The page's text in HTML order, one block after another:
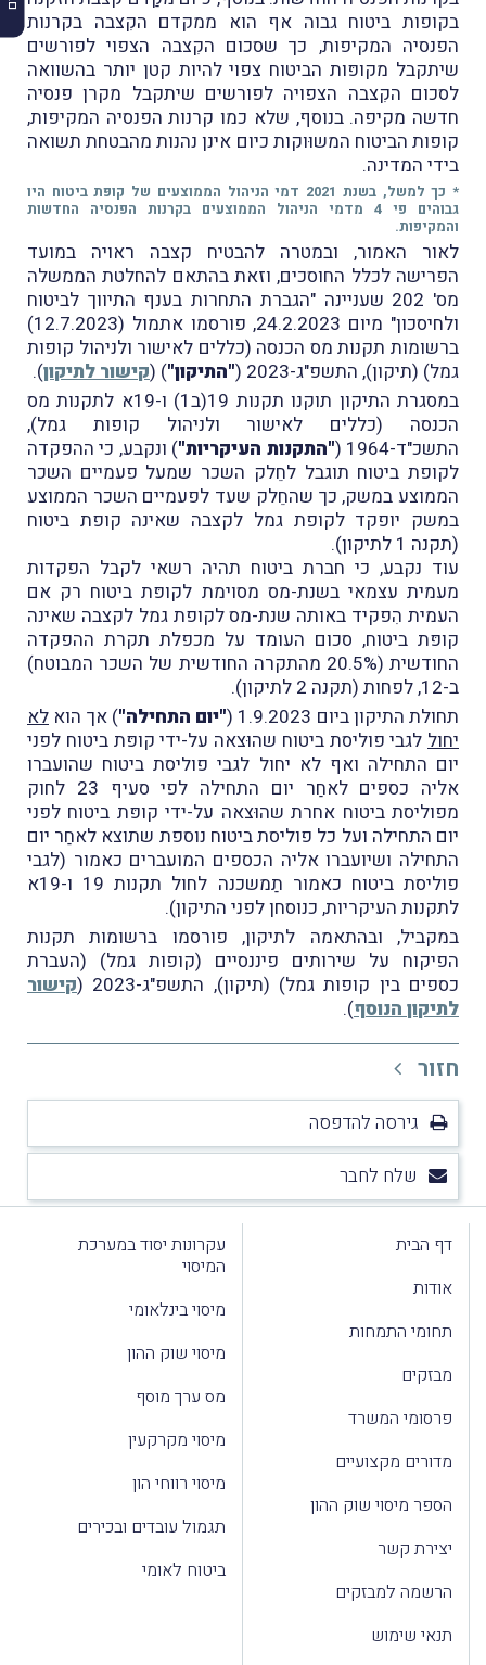
בקופות ביטוח גבוה אף הוא ממקדם הקִצבה בקרנות
הפנסיה המקיפות, כך שסכום הקִצבה הצפוי לפורשים
שיתקבל מקופּות הביטוח צפוי להיות קטן יותר בהשוואה
לסכום הקִצבה הצפויה לפורשים שיתקבל מקרן פנסיה
חדשה מקיפה. בנוסף, שלא כמו קרנות הפנסיה המקיפות,
קופות הביטוח המשוּוקות כיום אינן נהנות מהבטחת תשואה
בידי המדינה.
*
כך למשל, בשנת 2021 דמי הניהול הממוצעים של קופּת ביטוח היו
גבוהים פי 4 מדמי הניהול הממוצעים בקרנות הפנסיה החדשות
והמקיפות.
לאור האמור, ובמטרה להבטיח קצבה ראויה במועד
הפרישה לכלל החוסכים, וזאת בהתאם להחלטת הממשלה
מס' 202 שעניינה "הגברת התחרות בענף התיווך לביטוח
ולחיסכון" מיום 24.2.2023, פורסמו אתמול (12.7.2023)
ברשומות תקנות מס הכנסה (כללים לאישור ולניהול קופות
גמל) (תיקון), התשפ"ג-2023 (
"התיקון") (קישור לתיקון).
במסגרת התיקון תוקנו תקנות 19(ב1) ו-19א לתקנות מס
הכנסה (כללים לאישור ולניהול קופות גמל),
התשכ"ד-1964 (
"התקנות העיקריות") ונקבע, כי ההפקדה
לקופת ביטוח תוגבל לחֵלק השכר שמעל פעמיים השכר
הממוצע במשק, כך שהחֵלק שעד לפעמיים השכר הממוצע
במשק יופקד לקופת גמל לקצבה שאינה קופת ביטוח
(תקנה 1 לתיקון).
עוד נקבע, כי חברת ביטוח תהיה רשאי לקבל הפקדות
מעמית עצמאי בשנת-מס מסוימת לקופּת ביטוח רק אם
העמית הִפקיד באותה שנת-מס לקופת גמל לקצבה שאינה
קופּת ביטוח, סכום העומד על מכפלת תקרת ההפקדה
החודשית (20.5% מהתקרה החודשית של השכר המבוטח)
ב-12, לפחות (תקנה 2 לתיקון).
תחולת התיקון ביום 1.9.2023 (
"יום התחילה") אך הוא לא
יחול לגבי פוליסת ביטוח שהוּצאה על-ידי קופּת ביטוח לפני
יום התחילה ואף לא יחול לגבי פוליסת ביטוח שהועברו
אליה כספים לאחַר יום התחילה לפי סעיף 23 לחוק
מפוליסת ביטוח אחרת שהוּצאה על-ידי קופּת ביטוח לפני
יום התחילה ועל כל פוליסת ביטוח נוספת שתוצא לאחַר יום
התחילה ושיועברו אליה הכספים המועברים כאמור (לגבי
פוליסת ביטוח כאמור תַמשכנה לחול תקנות 19 ו-19א
לתקנות העיקריות, כנוסחן לפני התיקון).
במקביל, ובהתאמה לתיקון, פורסמו ברשומות תקנות
הפיקוח על שירותים פיננסיים (קופות גמל) (העברת
כספים בין קופות גמל) (תיקון), התשפ"ג-2023 (
קישור
לתיקון הנוסף).
חזור
גירסה להדפסה
שלח לחבר
דף הבית
אודות
תחומי התמחות
מבזקים
פרסומי המשרד
מדורים מקצועיים
הספר מיסוי שוק ההון
יצירת קשר
הרשמה למבזקים
תנאי שימוש
עקרונות יסוד במערכת
המיסוי
מיסוי בינלאומי
מיסוי שוק ההון
מס ערך מוסף
מיסוי מקרקעין
מיסוי רווחי הון
תגמול עובדים ובכירים
ביטוח לאומי